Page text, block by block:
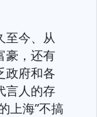
至今、从
豪，还有
政府和各
言人的存
上海”不搞